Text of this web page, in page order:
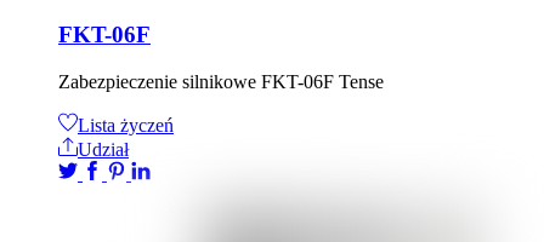
FKT-06F
Zabezpieczenie silnikowe FKT-06F Tense
Lista życzeń
Udział